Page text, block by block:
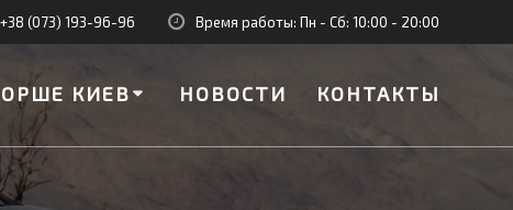
+38 (073) 193-96-96 Время работы: Пн - Сб: 10:00 - 20:00
КИЕВ НОВОСТИ КОНТАКТЫ